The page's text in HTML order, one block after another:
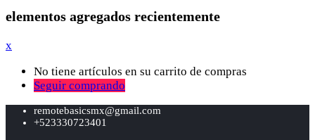
elementos agregados recientemente
x
No tiene artículos en su carrito de compras
Seguir comprando
remotebasicsmx@gmail.com
+523330723401